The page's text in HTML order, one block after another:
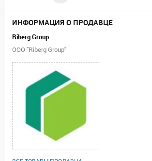
ИНФОРМАЦИЯ О ПРОДАВЦЕ
Riberg Group
ООО "Riberg Group"